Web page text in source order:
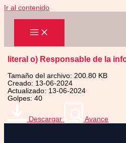
Ir al contenido
literal o) Responsable de la
Tamaño del archivo: 200.80 KB
Creado: 13-06-2024
Actualizado: 13-06-2024
Golpes: 40
Descargar Avance